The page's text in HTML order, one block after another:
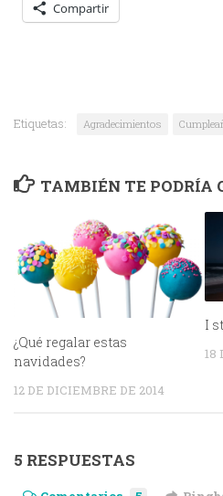
Compartir
Etiquetas: Agradecimientos
TAMBIÉN TE PODRÍA
¿Qué regalar estas
navidades?
12 DE DICIEMBRE DE 2014
I
18
5 RESPUESTAS